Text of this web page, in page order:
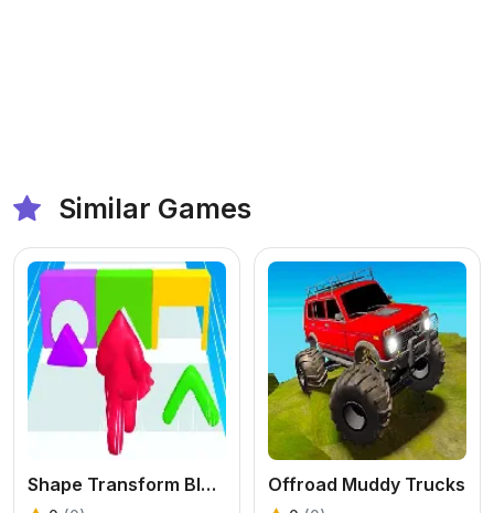
Similar Games
Shape Transform Blob Racing Offroad Muddy Trucks